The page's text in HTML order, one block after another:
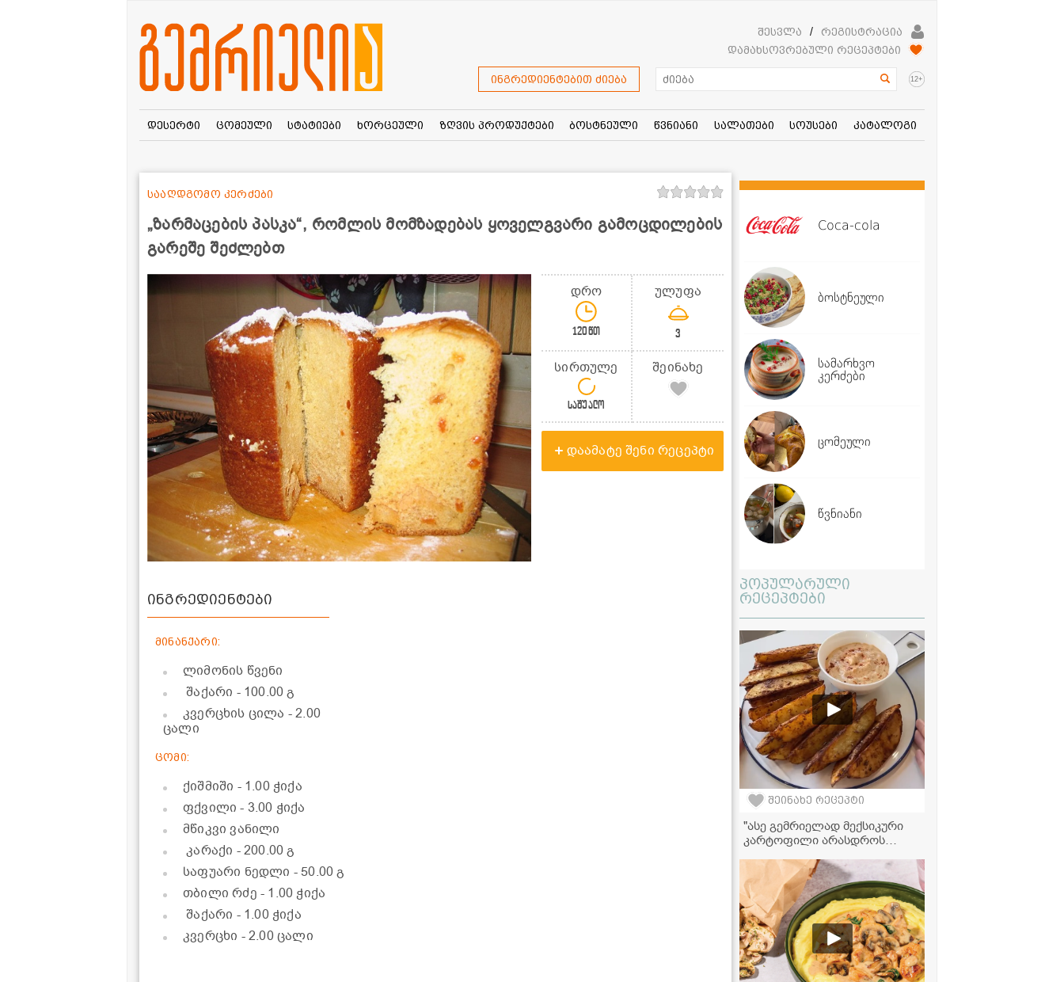
შესვლა /
რეგისტრაცია
დამახსოვრებული რეცეპტები
ინგრედიენტებით ძიება 12+
დესერტი ცომეული სტატიები ხორცეული ზღვის პროდუქტები ბოსტნეული წვნიანი სალათები სოუსები კატალოგი
„ზარმაცების პასკა“, რომლის მომზადებას ყოველგვარი გამოცდილების
გარეშე შეძლებთ
სააღდგომო კერძები
დრო
120წთ
ულუფა
3
სირთულე
საშუალო
შეინახე
დაამატე შენი რეცეპტი
ინგრედიენტები
მინანქარი:
ლიმონის წვენი
შაქარი - 100.00 გ
კვერცხის ცილა - 2.00
ცალი
ცომი:
ქიშმიში - 1.00 ჭიქა
ფქვილი- 3.00 ჭიქა
მწიკვი ვანილი
კარაქი - 200.00 გ
საფუარი ნედლი - 50.00 გ
თბილი რძე - 1.00 ჭიქა
შაქარი - 1.00 ჭიქა
კვერცხი - 2.00 ცალი
Coca-cola
ბოსტნეული
სამარხვო
კერძები
ცომეული
წვნიანი
პოპულარული
რეცეპტები
შეინახე რეცეპტი
"ასე გემრიელად მექსიკური
კარტოფილი არასდროს
რეცეპტი!" - მკითხველის
ვიდეორეცეპტი